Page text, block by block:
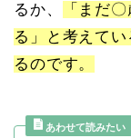
るか、
「まだ
る」と考えて
るのです。